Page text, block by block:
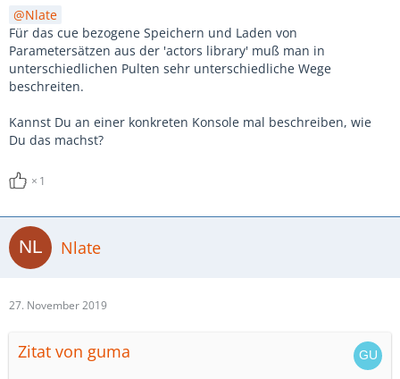
Nlate
Für das cue bezogene Speichern und Laden von
Parametersätzen aus der 'actors library' muß man in
unterschiedlichen Pulten sehr unterschiedliche Wege
beschreiten.
Kannst Du an einer konkreten Konsole mal beschreiben, wie
Du das machst?
1
Nlate
27. November 2019
Zitat von guma